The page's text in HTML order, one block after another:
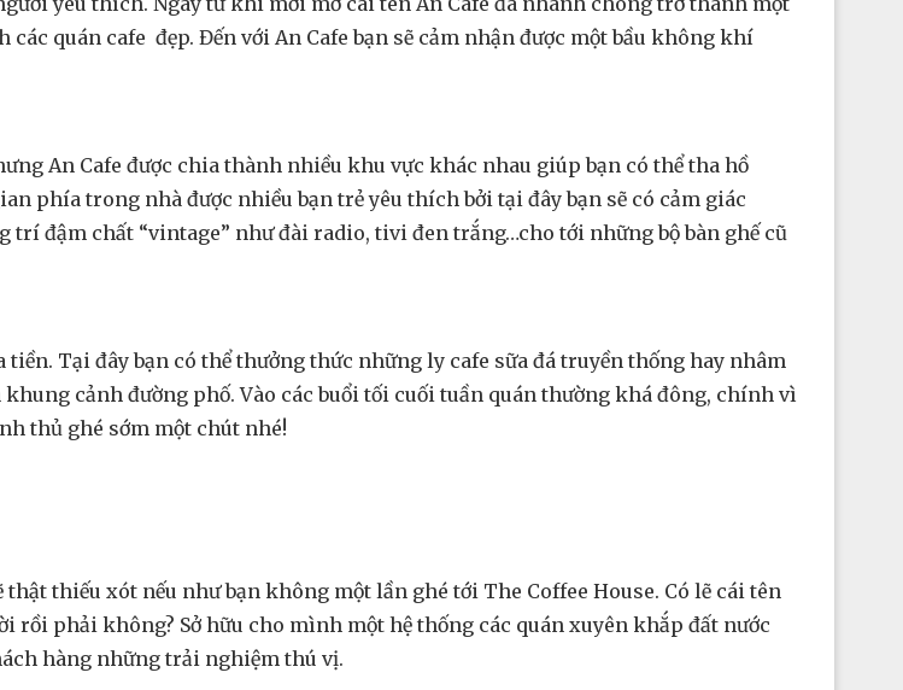
quán cafe đẹp. Đến với An Cafe bạn sẽ cảm nhận được một bầu không khí
An Cafe được chia thành nhiều khu vực khác nhau giúp bạn có thể tha hồ
phía trong nhà được nhiều bạn trẻ yêu thích bởi tại đây bạn sẽ có cảm giác
trí đậm chất “vintage” như đài radio, tivi đen trắng…cho tới những bộ bàn ghế cũ
Tại đây bạn có thể thưởng thức những ly cafe sữa đá truyền thống hay nhâm
cảnh đường phố. Vào các buổi tối cuối tuần quán thường khá đông, chính vì
thủ ghé sớm một chút nhé!
thật thiếu xót nếu như bạn không một lần ghé tới The Coffee House. Có lẽ cái tên
rồi phải không? Sở hữu cho mình một hệ thống các quán xuyên khắp đất nước
hàng những trải nghiệm thú vị.